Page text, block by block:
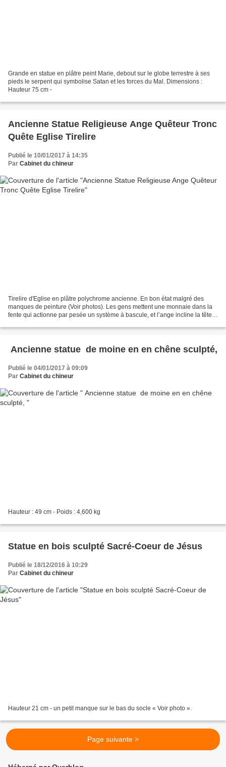
Grande en statue en plâtre peint Marie, debout sur le globe terrestre à ses
pieds le serpent qui symbolise Satan et les forces du Mal. Dimensions :
Hauteur 75 cm -
Ancienne Statue Religieuse Ange Quêteur Tronc
Quête Eglise Tirelire
Publié le 10/01/2017 à 14:35
Par Cabinet du chineur
Tirelire d'Eglise en plâtre polychrome ancienne. En bon état malgré des
manques de peinture (Voir photos). Les gens mettent une monnaie dans la
fente qui actionne par pesée un système à bascule, et l’ange incline la tête
Ancienne statue de moine en en chêne sculpté,
Publié le 04/01/2017 à 09:09
Par Cabinet du chineur
Hauteur : 49 cm - Poids : 4,600 kg
Statue en bois sculpté Sacré-Coeur de Jésus
Publié le 18/12/2016 à 10:29
Par Cabinet du chineur
Hauteur 21 cm - un petit manque sur le bas du socle « Voir photo ».
Page suivante >